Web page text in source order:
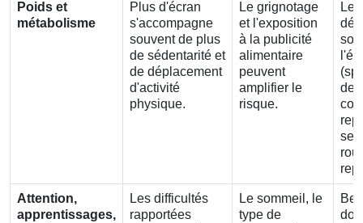
Poids et
métabolisme
Plus d'écran
s'accompagne
souvent de plus
de sédentarité et
de déplacement
d'activité
physique.
Le grignotage
et l'exposition
à la publicité
alimentaire
peuvent
amplifier le
risque.
Le
se
Attention,
apprentissages,
Les difficultés
rapportées
Le sommeil, le
type de